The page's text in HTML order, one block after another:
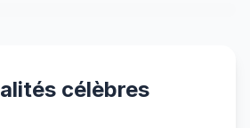
célèbres